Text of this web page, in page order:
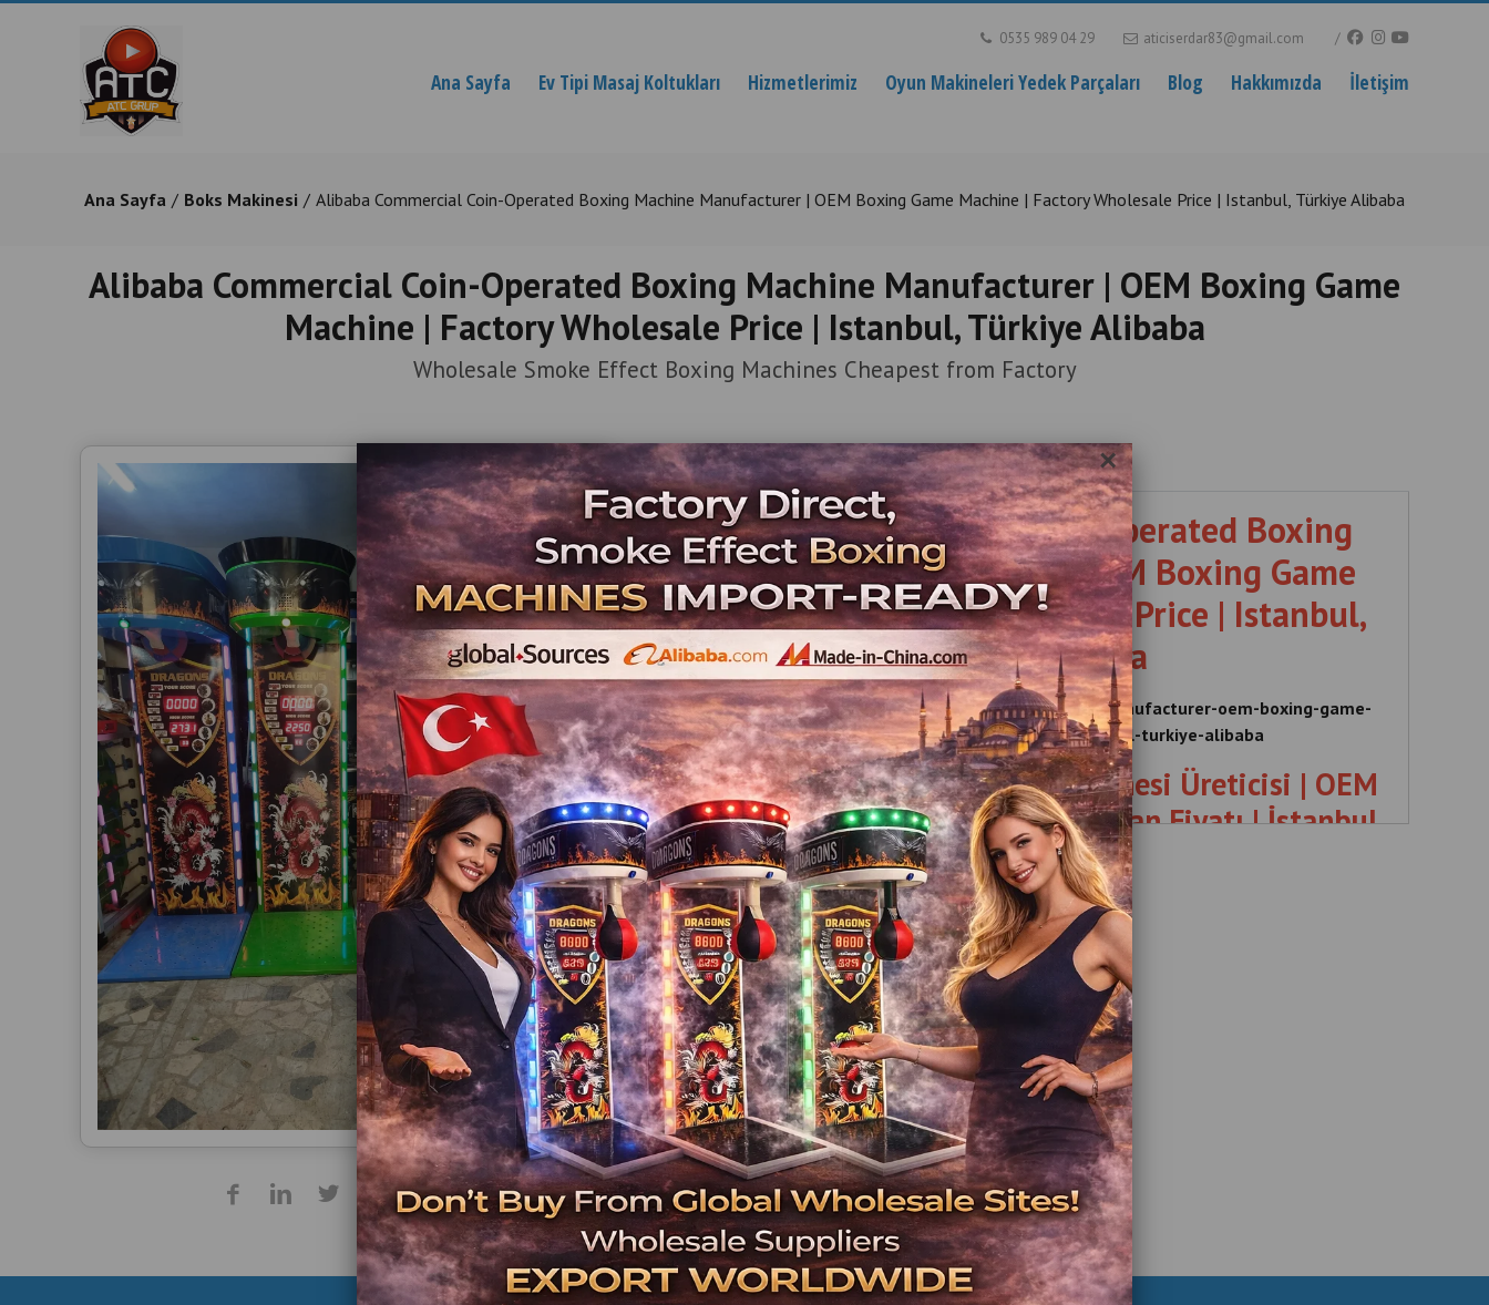
×
0535 989 04 29 aticiserdar83@gmail.com
Ana Sayfa Ev Tipi Masaj Koltukları Hizmetlerimiz Oyun Makineleri Yedek Parçaları Blog Hakkımızda İletişim
Ana Sayfa Boks Makinesi Alibaba Commercial Coin-Operated Boxing Machine Manufacturer | OEM Boxing Game Machine | Factory Wholesale Price | Istanbul, Türkiye Alibaba
Alibaba Commercial Coin-Operated Boxing Machine Manufacturer | OEM Boxing Game
Machine | Factory Wholesale Price | Istanbul, Türkiye Alibaba
Wholesale Smoke Effect Boxing Machines Cheapest from Factory
Ürün Açıklaması
Alibaba Commercial Coin-Operated Boxing
Machine Manufacturer | OEM Boxing Game
Machine | Factory Wholesale Price | Istanbul,
Türkiye Alibaba
alibaba-commercial-coinoperated-boxing-machine-manufacturer-oem-boxing-game-
machine-factory-wholesale-price-istanbul-turkiye-alibaba
Alibaba Ticari Jetonlu Boks Makinesi Üreticisi | OEM
Boks Oyun Makinesi | Fabrika Toptan Fiyatı | İstanbul,
Türkiye Alibaba
Alibaba , Commercial , Coin , Operated , Boxing , Machine , Manufacturer , OEM , Game ,
Factory , Wholesale , Price , Istanbul , Türkiye , Ticari , Jetonlu , Boks , Makinesi , Üreticisi ,
Oyun , Fabrika , Toptan , Fiyatı , İstanbul , Türkiye